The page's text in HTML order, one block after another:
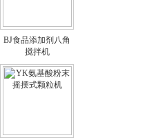
BJ食品添加剂八角
搅拌机